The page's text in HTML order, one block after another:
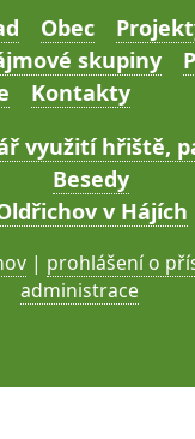
Obec
skupiny
Kontakty
využití hřiště,
Besedy
v Hájích
| prohlášení o
administrace